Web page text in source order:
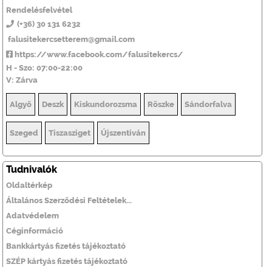
Rendelésfelvétel
(+36) 30 131 6232
falusitekercsetterem@gmail.com
https://www.facebook.com/falusitekercs/
H - Szo: 07:00-22:00
V: Zárva
Algyő Deszk Kiskundorozsma Röszke Sándorfalva
Szeged Tiszasziget Újszentiván
Tudnivalók
Oldaltérkép
Általános Szerződési Feltételek...
Adatvédelem
Céginformáció
Bankkártyás fizetés tájékoztató
SZÉP kártyás fizetés tájékoztató